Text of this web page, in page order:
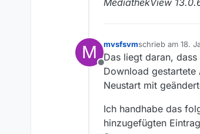
MediathekView
M
Offline
mvsfsvmschrieb am 18.
zuletzt editiert
Das liegt daran,
Download
Neustart mit
Ich handhabe das
hinzugefügten